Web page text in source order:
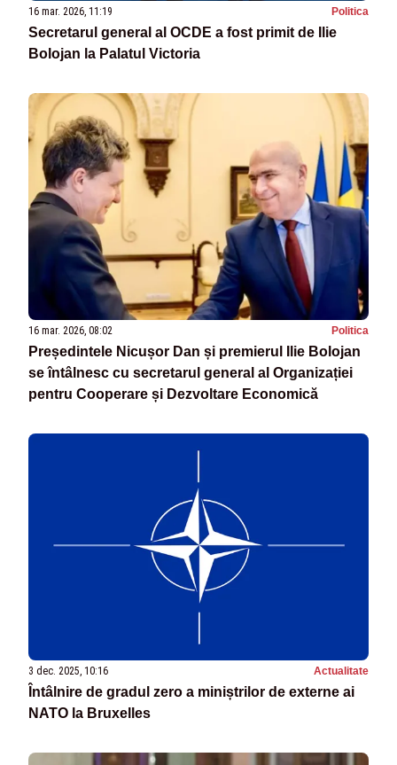
16 mar. 2026, 11:19 Politica
Secretarul general al OCDE a fost primit de Ilie
Bolojan la Palatul Victoria
16 mar. 2026, 08:02 Politica
Președintele Nicușor Dan și premierul Ilie Bolojan
se întâlnesc cu secretarul general al Organizației
pentru Cooperare și Dezvoltare Economică
3 dec. 2025, 10:16 Actualitate
Întâlnire de gradul zero a miniștrilor de externe ai
NATO la Bruxelles